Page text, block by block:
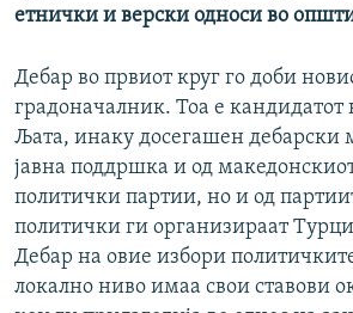
етнички и верски односи во
Дебар во првиот круг го доби
градоначалник. Тоа е
Љата, инаку досегашен дебарски
јавна поддршка и од
политички партии, но и од
политички ги организираат
Дебар на овие избори
локално ниво имаа свои ставови